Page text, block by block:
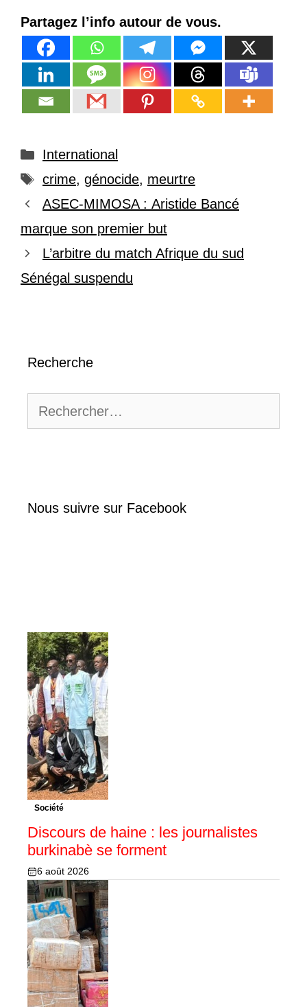
Partagez l’info autour de vous.
Catégories
International
Étiquettes
crime, génocide, meurtre
ASEC-MIMOSA : Aristide Bancé
marque son premier but
L’arbitre du match Afrique du sud
Sénégal suspendu
Recherche
Nous suivre sur Facebook
Société
Discours de haine : les journalistes
burkinabè se forment
6 août 2026